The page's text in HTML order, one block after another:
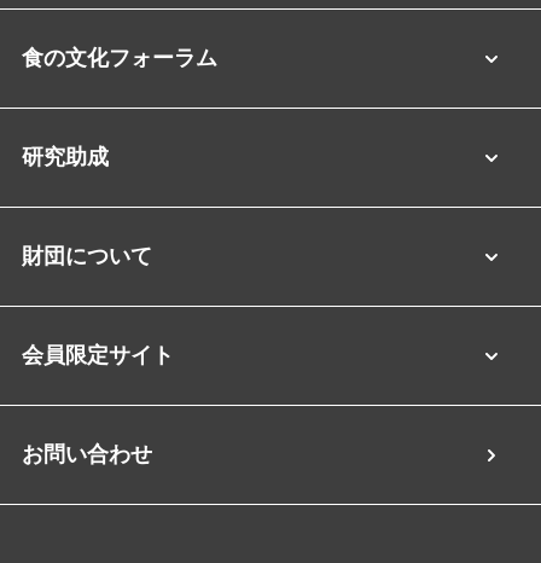
食の文化フォーラム
研究助成
財団について
会員限定サイト
お問い合わせ